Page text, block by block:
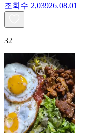
조회수 2,03926.08.01
32